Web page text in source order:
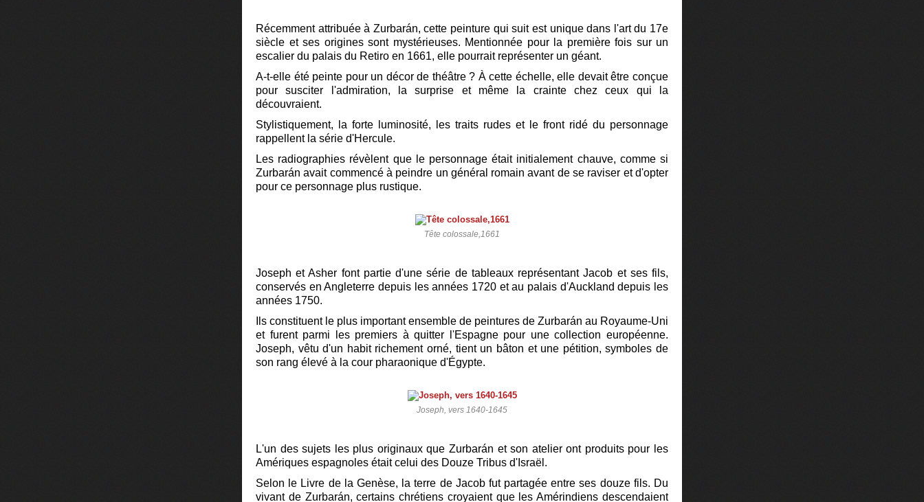
Récemment attribuée à Zurbarán, cette peinture qui suit est unique dans l'art du 17e
siècle et ses origines sont mystérieuses. Mentionnée pour la première fois sur un
escalier du palais du Retiro en 1661, elle pourrait représenter un géant.
A-t-elle été peinte pour un décor de théâtre ? À cette échelle, elle devait être conçue
pour susciter l'admiration, la surprise et même la crainte chez ceux qui la
découvraient.
Stylistiquement, la forte luminosité, les traits rudes et le front ridé du personnage
rappellent la série d'Hercule.
Les radiographies révèlent que le personnage était initialement chauve, comme si
Zurbarán avait commencé à peindre un général romain avant de se raviser et d'opter
pour ce personnage plus rustique.
Tête colossale,1661
Joseph et Asher font partie d'une série de tableaux représentant Jacob et ses fils,
conservés en Angleterre depuis les années 1720 et au palais d'Auckland depuis les
années 1750.
Ils constituent le plus important ensemble de peintures de Zurbarán au Royaume-Uni
et furent parmi les premiers à quitter l'Espagne pour une collection européenne.
Joseph, vêtu d'un habit richement orné, tient un bâton et une pétition, symboles de
son rang élevé à la cour pharaonique d'Égypte.
Joseph, vers 1640-1645
L'un des sujets les plus originaux que Zurbarán et son atelier ont produits pour les
Amériques espagnoles était celui des Douze Tribus d'Israël.
Selon le Livre de la Genèse, la terre de Jacob fut partagée entre ses douze fils. Du
vivant de Zurbarán, certains chrétiens croyaient que les Amérindiens descendaient